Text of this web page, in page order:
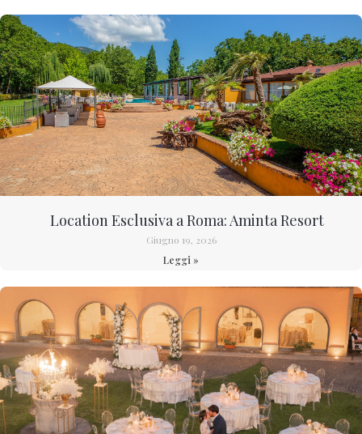
Location Esclusiva a Roma: Aminta Resort
Giugno 19, 2026
Leggi »